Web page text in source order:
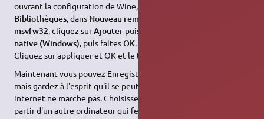
ouvrant la configuration de Wine, allez dans l'onglet
Bibliothèques, dans Nouveau remplacement pour
msvfw32, cliquez surAjouter puis sur
native (Windows), puis faitesOK.
Cliquez sur appliquer et OK et le tour et joué.
Maintenant vous pouvez Enregistrer votre copie de Sony Vegas,
mais gardez à l'esprit qu'il se peut que l'enregistrement par
internet ne marche pas. Choisissez donc l'option enregistrer à
partir d'un autre ordinateur qui fera parfaitement l'affaire.